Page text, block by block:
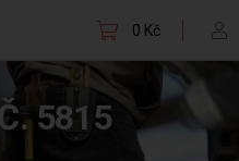
0 Kč
5815